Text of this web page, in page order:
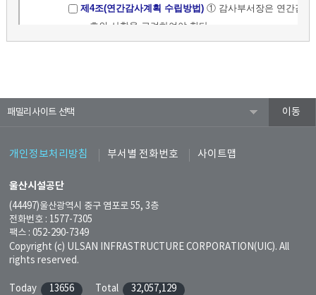
패밀리사이트
개인정보처리방침 부서별 전화번호 사이트맵
울산시설공단
(44497)울산광역시 중구 염포로 55, 3층
전화번호 : 1577-7305
팩스 : 052-290-7349
Copyright (c) ULSAN INFRASTRUCTURE CORPORATION(UIC). All
rights reserved.
Today 13656 Total 32,057,129